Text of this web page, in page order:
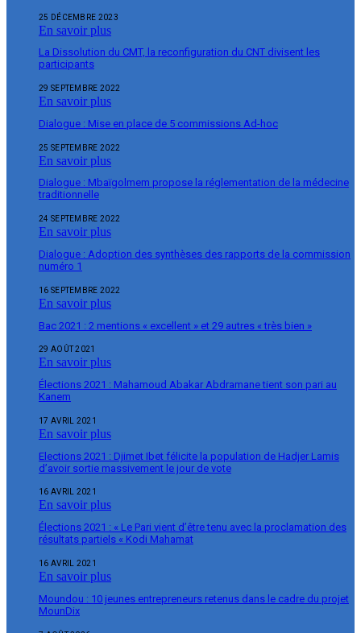
25 DÉCEMBRE 2023
En savoir plus
La Dissolution du CMT, la reconfiguration du CNT divisent les
participants
29 SEPTEMBRE 2022
En savoir plus
Dialogue : Mise en place de 5 commissions Ad-hoc
25 SEPTEMBRE 2022
En savoir plus
Dialogue : Mbaïgolmem propose la réglementation de la médecine
traditionnelle
24 SEPTEMBRE 2022
En savoir plus
Dialogue : Adoption des synthèses des rapports de la commission
numéro 1
16 SEPTEMBRE 2022
En savoir plus
Bac 2021 : 2 mentions « excellent » et 29 autres « très bien »
29 AOÛT 2021
En savoir plus
Élections 2021 : Mahamoud Abakar Abdramane tient son pari au
Kanem
17 AVRIL 2021
En savoir plus
Elections 2021 : Djimet Ibet félicite la population de Hadjer Lamis
d’avoir sortie massivement le jour de vote
16 AVRIL 2021
En savoir plus
Élections 2021 : « Le Pari vient d’être tenu avec la proclamation des
résultats partiels « Kodi Mahamat
16 AVRIL 2021
En savoir plus
Moundou : 10 jeunes entrepreneurs retenus dans le cadre du projet
MounDix